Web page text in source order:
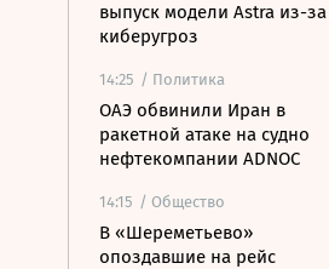
выпуск модели Astra из-за
киберугроз
14:25 / Политика
ОАЭ обвинили Иран в
ракетной атаке на судно
нефтекомпании ADNOC
14:15 / Общество
В «Шереметьево»
опоздавшие на рейс